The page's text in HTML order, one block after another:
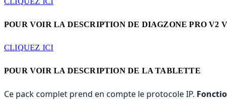
POUR VOIR LA DESCRIPTION DE DIAGZONE PRO V2
CLIQUEZ ICI
POUR VOIR LA DESCRIPTION DE LA TABLETTE
Ce pack complet prend en compte le protocole IP.